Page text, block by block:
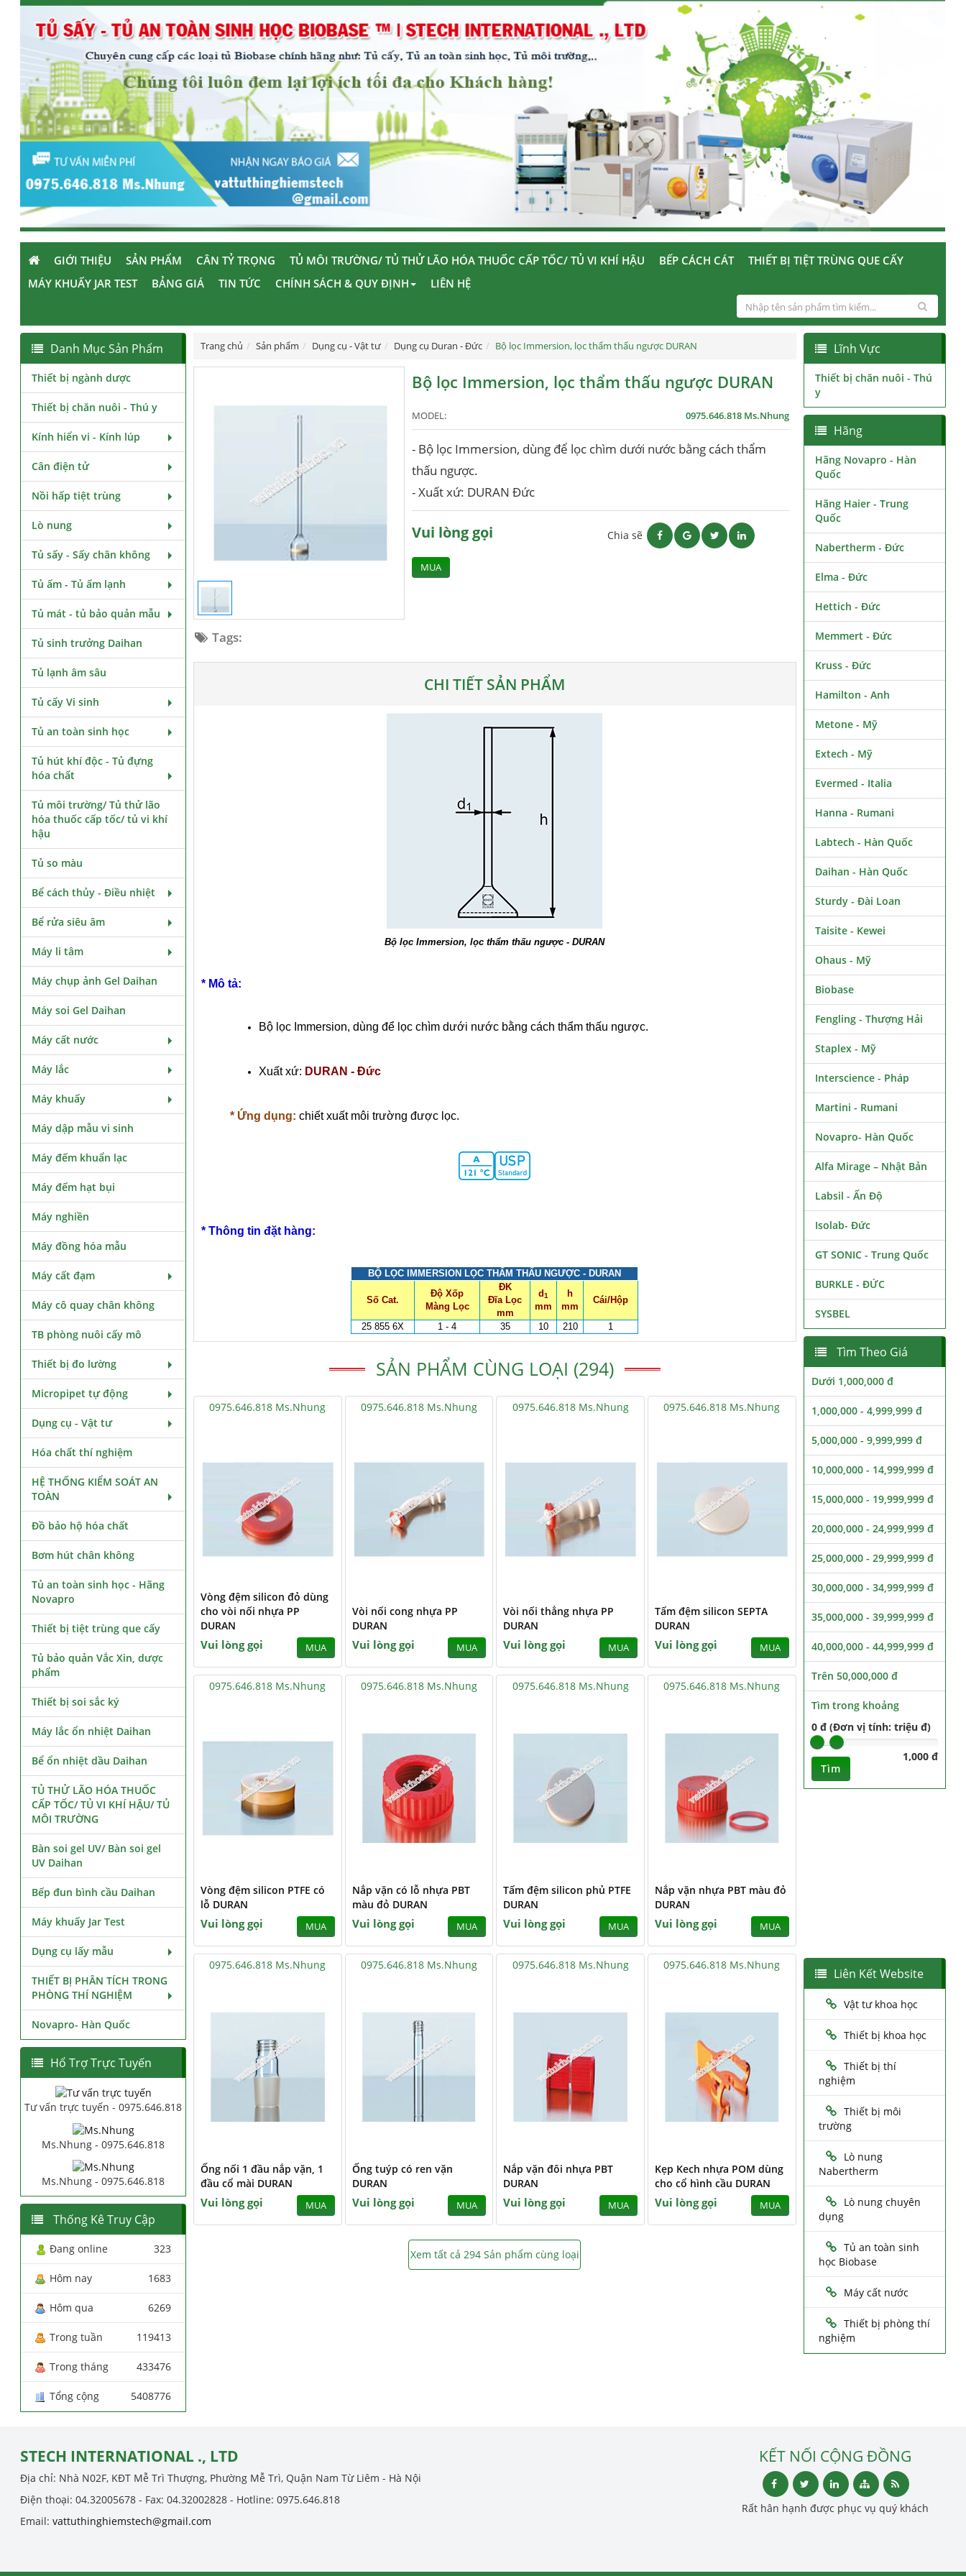
GIỚI THIỆU SẢN PHẨM CÂN TỶ TRỌNG TỦ MÔI TRƯỜNG/ TỦ THỬ LÃO HÓA THUỐC CẤP TỐC/ TỦ VI KHÍ HẬU BẾP CÁCH CÁT
THIẾT BỊ TIỆT TRÙNG QUE CẤY
MÁY KHUẤY JAR TEST
BẢNG GIÁ TIN TỨC CHÍNH SÁCH & QUY ĐỊNH LIÊN HỆ
Trang chủ Sản phẩm Dụng cụ - Vật tư Dụng cụ Duran - Đức Bộ lọc Immersion, lọc thẩm thấu ngược DURAN
Bộ lọc Immersion, lọc thẩm thấu ngược DURAN
MODEL: 0975.646.818 Ms.Nhung
- Bộ lọc Immersion, dùng để lọc chìm dưới nước bằng cách thẩm
thấu ngược.
- Xuất xứ: DURAN Đức
Vui lòng gọi
MUA
Chia sẽ
Tags:
CHI TIẾT SẢN PHẨM
Bộ lọc Immersion, lọc thẩm thấu ngược - DURAN
* Mô tả:
Bộ lọc Immersion, dùng để lọc chìm dưới nước bằng cách thẩm thấu ngược.
Xuất xứ: DURAN - Đức
* Ứng dụng: chiết xuất môi trường được lọc.
* Thông tin đặt hàng:
BỘ LỌC IMMERSION LỌC THẨM THẤU NGƯỢC - DURAN
Số Cat.
Độ Xốp
Màng Lọc
ĐK
Đĩa Lọc
mm
d1
mm
h
mm
Cái/Hộp
25 855 6X 1 - 4 35 10 210 1
SẢN PHẨM CÙNG LOẠI (294)
0975.646.818 Ms.Nhung
Vòng đệm silicon đỏ dùng
cho vòi nối nhựa PP
DURAN
Vui lòng gọi MUA
0975.646.818 Ms.Nhung
Vòi nối cong nhựa PP
DURAN
Vui lòng gọi MUA
0975.646.818 Ms.Nhung
Vòi nối thẳng nhựa PP
DURAN
Vui lòng gọi MUA
0975.646.818 Ms.Nhung
Tấm đệm silicon SEPTA
DURAN
Vui lòng gọi MUA
0975.646.818 Ms.Nhung
Vòng đệm silicon PTFE có
lỗ DURAN
Vui lòng gọi MUA
0975.646.818 Ms.Nhung
Nắp vặn có lỗ nhựa PBT
màu đỏ DURAN
Vui lòng gọi MUA
0975.646.818 Ms.Nhung
Tấm đệm silicon phủ PTFE
DURAN
Vui lòng gọi MUA
0975.646.818 Ms.Nhung
Nắp vặn nhựa PBT màu đỏ
DURAN
Vui lòng gọi MUA
0975.646.818 Ms.Nhung
Ống nối 1 đầu nắp vặn, 1
đầu cổ mài DURAN
Vui lòng gọi MUA
0975.646.818 Ms.Nhung
Ống tuýp có ren vặn
DURAN
Vui lòng gọi MUA
0975.646.818 Ms.Nhung
Nắp vặn đôi nhựa PBT
DURAN
Vui lòng gọi MUA
0975.646.818 Ms.Nhung
Kẹp Kech nhựa POM dùng
cho cổ hình cầu DURAN
Vui lòng gọi MUA
Xem tất cả 294 Sản phẩm cùng loại
Danh Mục Sản Phẩm
Thiết bị ngành dược
Thiết bị chăn nuôi - Thú y
Kính hiển vi - Kính lúp
Cân điện tử
Nồi hấp tiệt trùng
Lò nung
Tủ sấy - Sấy chân không
Tủ ấm - Tủ ấm lạnh
Tủ mát - tủ bảo quản mẫu
Tủ sinh trưởng Daihan
Tủ lạnh âm sâu
Tủ cấy Vi sinh
Tủ an toàn sinh học
Tủ hút khí độc - Tủ đựng
hóa chất
Tủ môi trường/ Tủ thử lão
hóa thuốc cấp tốc/ tủ vi khí
hậu
Tủ so màu
Bể cách thủy - Điều nhiệt
Bể rửa siêu âm
Máy li tâm
Máy chụp ảnh Gel Daihan
Máy soi Gel Daihan
Máy cất nước
Máy lắc
Máy khuấy
Máy dập mẫu vi sinh
Máy đếm khuẩn lạc
Máy đếm hạt bụi
Máy nghiền
Máy đồng hóa mẫu
Máy cất đạm
Máy cô quay chân không
TB phòng nuôi cấy mô
Thiết bị đo lường
Micropipet tự động
Dụng cụ - Vật tư
Hóa chất thí nghiệm
HỆ THỐNG KIỂM SOÁT AN
TOÀN
Đồ bảo hộ hóa chất
Bơm hút chân không
Tủ an toàn sinh học - Hãng
Novapro
Thiết bị tiệt trùng que cấy
Tủ bảo quản Vắc Xin, dược
phẩm
Thiết bị soi sắc ký
Máy lắc ổn nhiệt Daihan
Bể ổn nhiệt dầu Daihan
TỦ THỬ LÃO HÓA THUỐC
CẤP TỐC/ TỦ VI KHÍ HẬU/ TỦ
MÔI TRƯỜNG
Bàn soi gel UV/ Bàn soi gel
UV Daihan
Bếp đun bình cầu Daihan
Máy khuấy Jar Test
Dụng cụ lấy mẫu
THIẾT BỊ PHÂN TÍCH TRONG
PHÒNG THÍ NGHIỆM
Novapro- Hàn Quốc
Hổ Trợ Trực Tuyến
Tư vấn trực tuyến - 0975.646.818
Ms.Nhung - 0975.646.818
Ms.Nhung - 0975.646.818
Thống Kê Truy Cập
Đang online 323
Hôm nay 1683
Hôm qua 6269
Trong tuần 119413
Trong tháng 433476
Tổng cộng 5408776
Lĩnh Vực
Thiết bị chăn nuôi - Thú
y
Hãng
Hãng Novapro - Hàn
Quốc
Hãng Haier - Trung
Quốc
Nabertherm - Đức
Elma - Đức
Hettich - Đức
Memmert - Đức
Kruss - Đức
Hamilton - Anh
Metone - Mỹ
Extech - Mỹ
Evermed - Italia
Hanna - Rumani
Labtech - Hàn Quốc
Daihan - Hàn Quốc
Sturdy - Đài Loan
Taisite - Kewei
Ohaus - Mỹ
Biobase
Fengling - Thượng Hải
Staplex - Mỹ
Interscience - Pháp
Martini - Rumani
Novapro- Hàn Quốc
Alfa Mirage – Nhật Bản
Labsil - Ấn Độ
Isolab- Đức
GT SONIC - Trung Quốc
BURKLE - ĐỨC
SYSBEL
Tìm Theo Giá
Dưới 1,000,000 đ
1,000,000 - 4,999,999 đ
5,000,000 - 9,999,999 đ
10,000,000 - 14,999,999 đ
15,000,000 - 19,999,999 đ
20,000,000 - 24,999,999 đ
25,000,000 - 29,999,999 đ
30,000,000 - 34,999,999 đ
35,000,000 - 39,999,999 đ
40,000,000 - 44,999,999 đ
Trên 50,000,000 đ
Tìm trong khoảng
0 đ (Đơn vị tính: triệu đ)
1,000 đ
Tìm
Liên Kết Website
Vật tư khoa học
Thiết bị khoa học
Thiết bị thí
nghiệm
Thiết bị môi
trường
Lò nung
Nabertherm
Lò nung chuyên
dụng
Tủ an toàn sinh
học Biobase
Máy cất nước
Thiết bị phòng thí
nghiệm
STECH INTERNATIONAL ., LTD
Địa chỉ: Nhà N02F, KĐT Mễ Trì Thượng, Phường Mễ Trì, Quận Nam Từ Liêm - Hà Nội
Điện thoại: 04.32005678 - Fax: 04.32002828 - Hotline: 0975.646.818
Email:vattuthinghiemstech@gmail.com
KẾT NỐI CỘNG ĐỒNG
Rất hân hạnh được phục vụ quý khách